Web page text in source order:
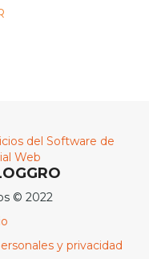
del Software de
Web
© 2022
y privacidad